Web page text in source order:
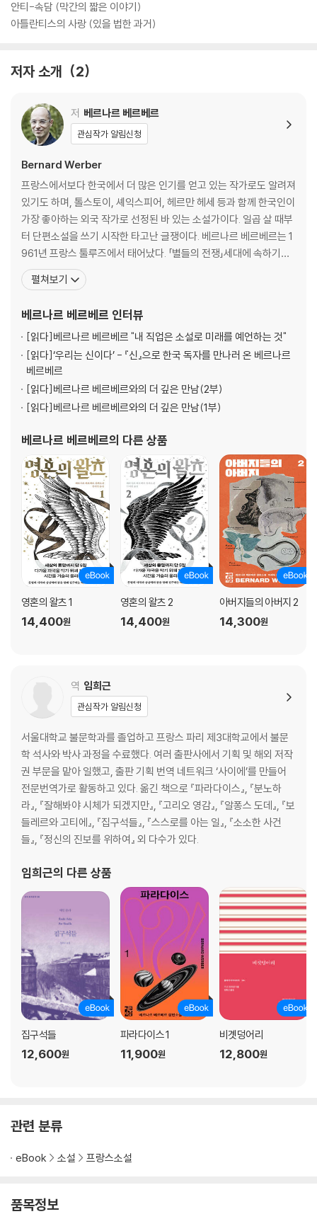
안티-속담 (막간의 짧은 이야기)
아틀란티스의 사랑 (있을 법한 과거)
저자 소개 2
저 베르나르 베르베르
관심작가 알림신청
Bernard Werber
프랑스에서보다 한국에서 더 많은 인기를 얻고 있는 작가로도 알려져
있기도 하며, 톨스토이, 셰익스피어, 헤르만 헤세 등과 함께 한국인이
가장 좋아하는 외국 작가로 선정된 바 있는 소설가이다. 일곱 살 때부
터 단편소설을 쓰기 시작한 타고난 글쟁이다. 베르나르 베르베르는 1
961년 프랑스 툴루즈에서 태어났다. 「별들의 전쟁」세대에 속하기도
하는 그는 고등학교 때는 만화와 시나리오에 탐닉하면서 『만화 신문』
을 발행하였고, 이후 올더스 헉슬리와 H.G. 웰즈를 사숙하면서 소설
하고 국립 언론 학교에서 저널리즘을 공
펼쳐보기
베르나르 베르베르 인터뷰
[읽다]베르나르 베르베르 "내 직업은 소설로 미래를 예언하는 것"
[읽다]‘우리는 신이다’ - 『신』으로 한국 독자를 만나러 온 베르나르
베르베르
[읽다]베르나르 베르베르와의 더 깊은 만남(2부)
[읽다]베르나르 베르베르와의 더 깊은 만남(1부)
베르나르 베르베르의 다른 상품
영혼의 왈츠 1
14,400원
영혼의 왈츠 2
14,400원
아버지들의 아버지 2
14,300원
역 임희근
관심작가 알림신청
서울대학교 불문학과를 졸업하고 프랑스 파리 제3대학교에서 불문
학 석사와 박사 과정을 수료했다. 여러 출판사에서 기획 및 해외 저작
권 부문을 맡아 일했고, 출판 기획 번역 네트워크 ‘사이에’를 만들어
전문번역가로 활동하고 있다. 옮긴 책으로 『파라다이스』, 『분노하
라』, 『잘해봐야 시체가 되겠지만』, 『고리오 영감』, 『알퐁스 도데』, 『보
들레르와 고티에』, 『집구석들』, 『스스로를 아는 일』, 『소소한 사건
들』, 『정신의 진보를 위하여』 외 다수가 있다.
임희근의 다른 상품
집구석들
12,600원
파라다이스 1
11,900원
비곗덩어리
12,800원
관련 분류
eBook 소설 프랑스소설
품목정보